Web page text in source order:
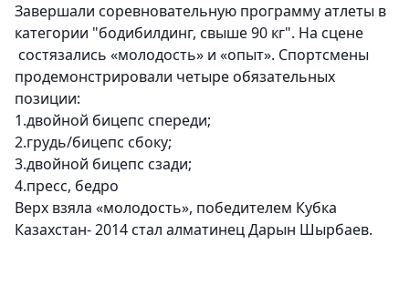
Завершали соревновательную программу атлеты в
категории "бодибилдинг, свыше 90 кг". На сцене
состязались «молодость» и «опыт». Спортсмены
продемонстрировали четыре обязательных
позиции:
1.двойной бицепс спереди;
2.грудь/бицепс сбоку;
3.двойной бицепс сзади;
4.пресс, бедро
Верх взяла «молодость», победителем Кубка
Казахстан- 2014 стал алматинецДарын Шырбаев.